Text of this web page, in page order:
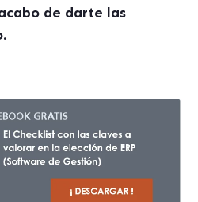
de darte las